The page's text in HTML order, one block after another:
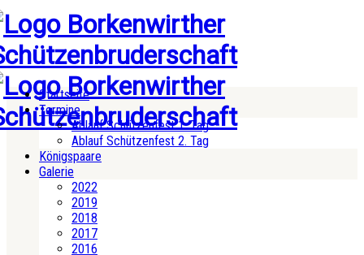
Startseite
Termine
Ablauf Schützenfest 1. Tag
Ablauf Schützenfest 2. Tag
Königspaare
Galerie
2022
2019
2018
2017
2016